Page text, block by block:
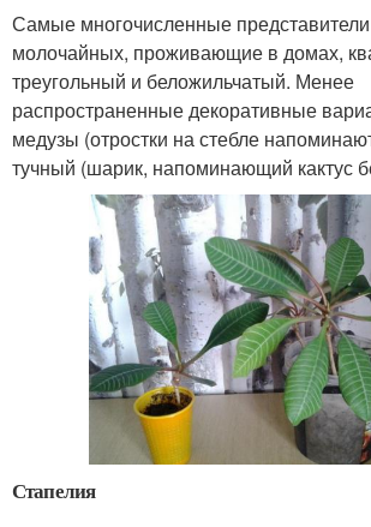
Самые многочисленные
молочайных, проживающие в домах,
треугольный и беложильчатый. Менее
распространенные декоративные
медузы (отростки на стебле
тучный (шарик, напоминающий кактус
Стапелия